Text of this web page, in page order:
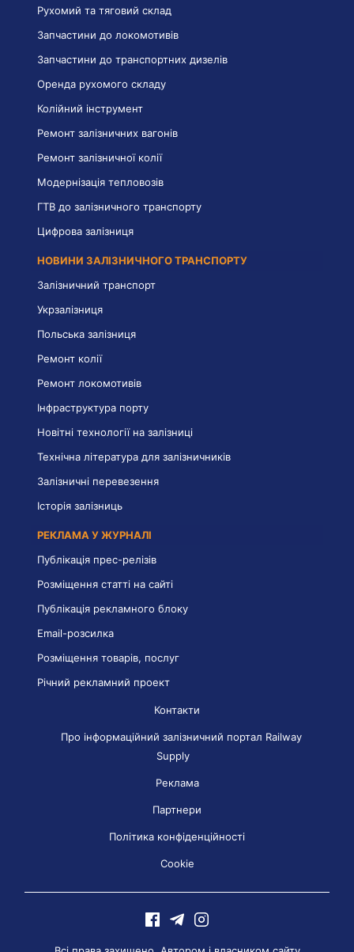
Рухомий та тяговий склад
Запчастини до локомотивів
Запчастини до транспортних дизелів
Оренда рухомого складу
Колійний інструмент
Ремонт залізничних вагонів
Ремонт залізничної колії
Модернізація тепловозів
ГТВ до залізничного транспорту
Цифрова залізниця
НОВИНИ ЗАЛІЗНИЧНОГО ТРАНСПОРТУ
Залізничний транспорт
Укрзалізниця
Польська залізниця
Ремонт колії
Ремонт локомотивів
Інфраструктура порту
Новітні технології на залізниці
Технічна література для залізничників
Залізничні перевезення
Історія залізниць
РЕКЛАМА У ЖУРНАЛІ
Публікація прес-релізів
Розміщення статті на сайті
Публікація рекламного блоку
Email-розсилка
Розміщення товарів, послуг
Річний рекламний проект
Контакти
Про інформаційний залізничний портал Railway
Supply
Реклама
Партнери
Політика конфіденційності
Cookie